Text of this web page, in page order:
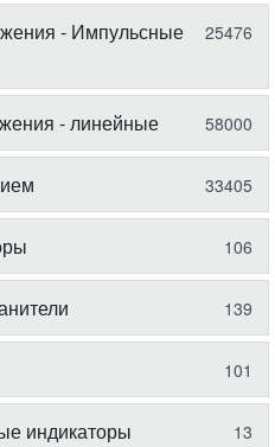
- Импульсные
25476
- линейные 58000
33405
106
139
101
индикаторы 13